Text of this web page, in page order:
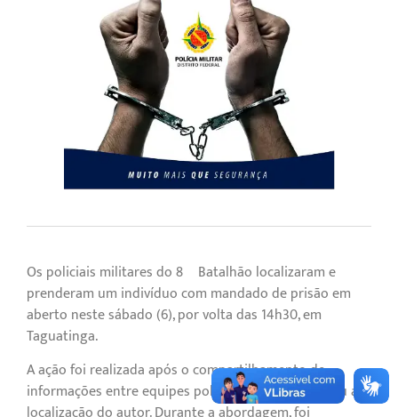
Os policiais militares do 8º Batalhão localizaram e
prenderam um indivíduo com mandado de prisão em
aberto neste sábado (6), por volta das 14h30, em
Taguatinga.
A ação foi realizada após o compartilhamento de
informações entre equipes policiais, que possibilitou a